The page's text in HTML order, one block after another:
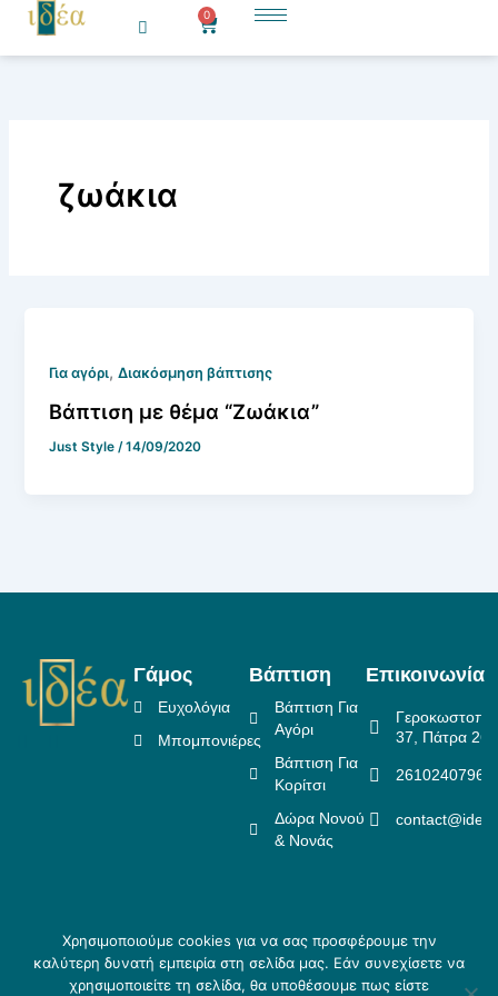
Μετάβαση
0
Cart
ζωάκια
Για αγόρι,Διακόσμηση βάπτισης
Βάπτιση με θέμα “Ζωάκια”
Just Style/14/09/2020
Γάμος
Ευχολόγια
Μπομπονιέρες
Βάπτιση
Βάπτιση Για
Αγόρι
Βάπτιση Για
Κορίτσι
Δώρα Νονού
& Νονάς
Επικοινωνία
37, Πάτρα
2610240796
Copyright ©
Crafted
Πολιτική Επιστροφών
Πολιτική Απορρήτου
Χρησιμοποιούμε cookies για να σας προσφέρουμε την
καλύτερη δυνατή εμπειρία στη σελίδα μας. Εάν συνεχίσετε να
χρησιμοποιείτε τη σελίδα, θα υποθέσουμε πως είστε